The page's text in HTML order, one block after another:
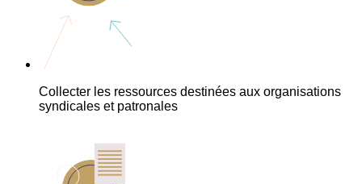
Collecter les ressources destinées aux organisations
syndicales et patronales